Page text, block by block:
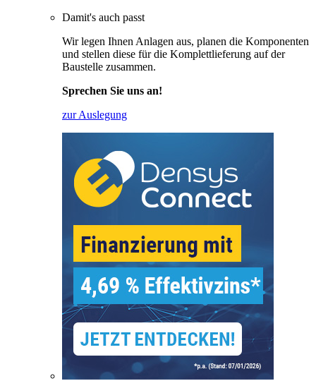
Damit's auch passt
Wir legen Ihnen Anlagen aus, planen die Komponenten
und stellen diese für die Komplettlieferung auf der
Baustelle zusammen.
Sprechen Sie uns an!
zur Auslegung